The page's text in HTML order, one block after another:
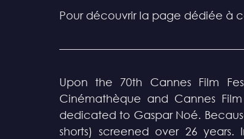
Pour découvrir la page dédiée à
Upon the 70th Cannes Film
Cinémathèque and Cannes
dedicated to Gaspar Noé.
shorts) screened over 26